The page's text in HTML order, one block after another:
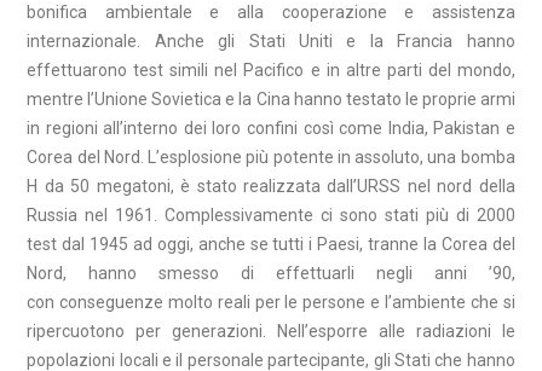
bonifica ambientale e alla cooperazione e assistenza
internazionale. Anche gli Stati Uniti e la Francia hanno
effettuarono test simili nel Pacifico e in altre parti del mondo,
mentre l’Unione Sovietica e la Cina hanno testato le proprie armi
in regioni all’interno dei loro confini così come India, Pakistan e
Corea del Nord. L’esplosione più potente in assoluto, una bomba
H da 50 megatoni, è stato realizzata dall’URSS nel nord della
Russia nel 1961. Complessivamente ci sono stati più di 2000
test dal 1945 ad oggi, anche se tutti i Paesi, tranne la Corea del
Nord, hanno smesso di effettuarli negli anni ’90,
con conseguenze molto reali per le persone e l’ambiente che si
ripercuotono per generazioni. Nell’esporre alle radiazioni le
popolazioni locali e il personale partecipante, gli Stati che hanno